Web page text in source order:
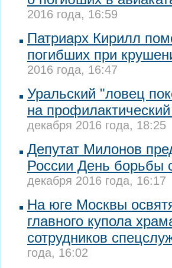
2016 года, 16:59
Патриарх Кирилл
погибших при
2016 года, 16:47
Уральский "ловец
на
декабря 2016 года, 18:25
Депутат Милонов
России День борьбы
декабря 2016 года, 16:17
На юге Москвы
главного купола
сотрудников
года, 16:02